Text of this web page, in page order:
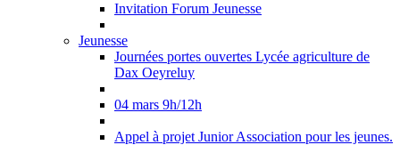
Invitation Forum Jeunesse
Jeunesse
Journées portes ouvertes Lycée agriculture de
Dax Oeyreluy
04 mars 9h/12h
Appel à projet Junior Association pour les jeunes.